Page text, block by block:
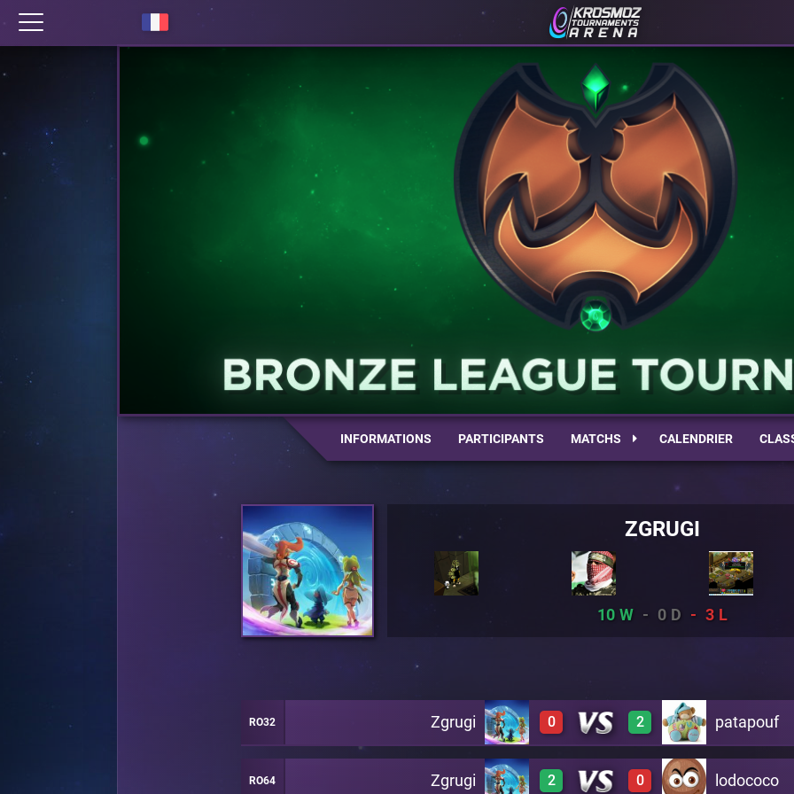
INFORMATIONS PARTICIPANTS MATCHS CALENDRIER
ZGRUGI
10 0 3
RO32 Zgrugi 0 patapouf
2
0 A20 3
RO64 Zgrugi 2 lodococo
0